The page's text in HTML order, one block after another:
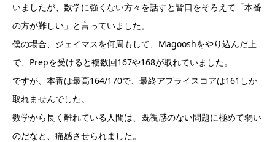
いましたが、数学に強くない方々を話すと皆口をそろえて「本番
の方が難しい」と言っていました。
僕の場合、ジェイマスを何周もして、Magooshをやり込んだ上
で、Prepを受けると複数回167や168が取れていました。
ですが、本番は最高164/170で、最終アプライスコアは161しか
取れませんでした。
数学から長く離れている人間は、既視感のない問題に極めて弱い
のだなと、痛感させられました。